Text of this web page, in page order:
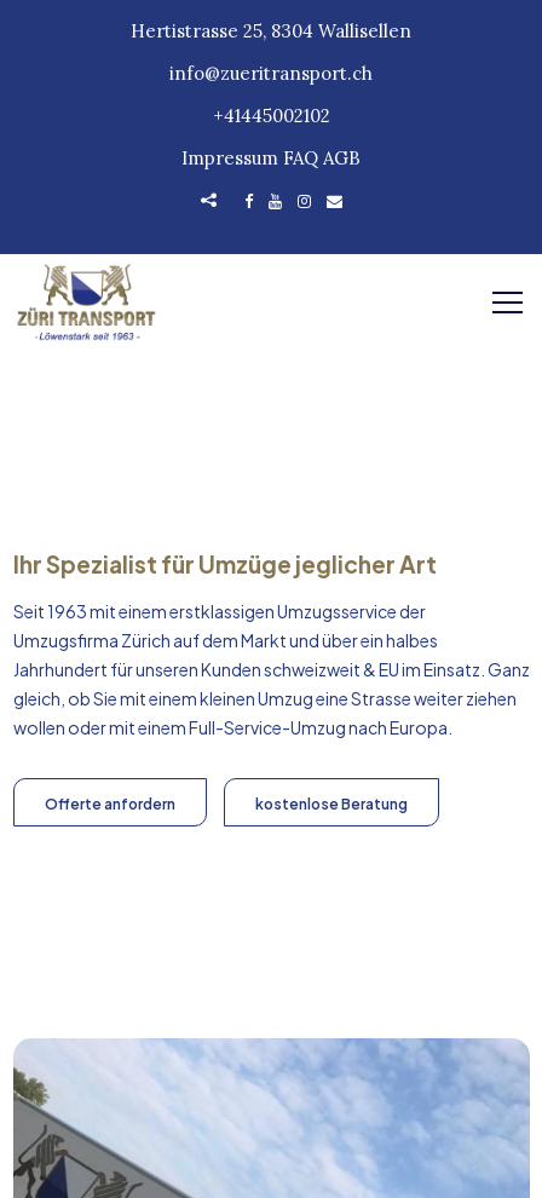
Hertistrasse 25, 8304 Wallisellen
info@zueritransport.ch
+41445002102
Impressum FAQ AGB
Ihr Spezialist für Umzüge jeglicher Art
Seit 1963 mit einem erstklassigen Umzugsservice der
Umzugsfirma Zürich auf dem Markt und über ein halbes
Jahrhundert für unseren Kunden schweizweit & EU im Einsatz. Ganz
gleich, ob Sie mit einem kleinen Umzug eine Strasse weiter ziehen
wollen oder mit einem Full-Service-Umzug nachEuropa
Offerte anfordern kostenlose Beratung